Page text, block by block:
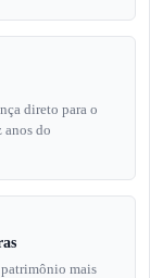
direto para o
anos do
patrimônio mais